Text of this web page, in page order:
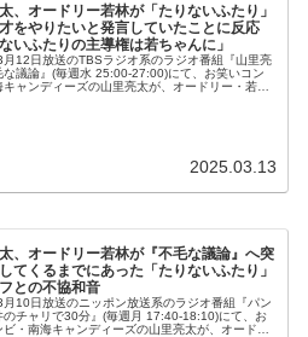
、オードリー若林が「たりないふたり」
をやりたいと発言していたことに反応
ないふたりの主導権は若ちゃんに」
12日放送のTBSラジオ系のラジオ番組『山里亮
な議論』(毎週水 25:00-27:00)にて、お笑いコン
キャンディーズの山里亮太が、オードリー・若林
2025.03.13
、オードリー若林が『不毛な議論』へ突
てくるまでにあった「たりないふたり」
との不協和音
10日放送のニッポン放送系のラジオ番組『パン
のチャリで30分』(毎週月 17:40-18:10)にて、お
ビ・南海キャンディーズの山里亮太が、オードリ